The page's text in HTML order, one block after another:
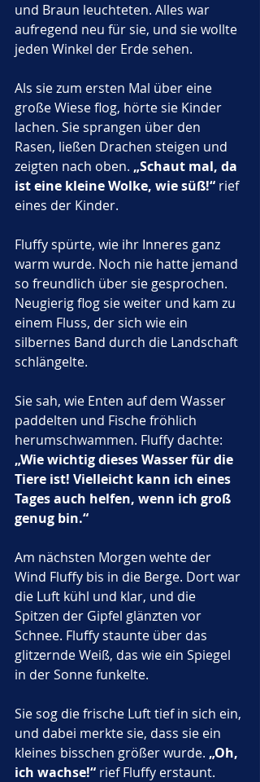
und Braun leuchteten. Alles war
aufregend neu für sie, und sie wollte
jeden Winkel der Erde sehen.
Als sie zum ersten Mal über eine
große Wiese flog, hörte sie Kinder
lachen. Sie sprangen über den
Rasen, ließen Drachen steigen und
zeigten nach oben. „Schaut mal, da
ist eine kleine Wolke, wie süß!“ rief
eines der Kinder.
Fluffy spürte, wie ihr Inneres ganz
warm wurde. Noch nie hatte jemand
so freundlich über sie gesprochen.
Neugierig flog sie weiter und kam zu
einem Fluss, der sich wie ein
silbernes Band durch die Landschaft
schlängelte.
Sie sah, wie Enten auf dem Wasser
paddelten und Fische fröhlich
herumschwammen. Fluffy dachte:
„Wie wichtig dieses Wasser für die
Tiere ist! Vielleicht kann ich eines
Tages auch helfen, wenn ich groß
genug bin.“
Am nächsten Morgen wehte der
Wind Fluffy bis in die Berge. Dort war
die Luft kühl und klar, und die
Spitzen der Gipfel glänzten vor
Schnee. Fluffy staunte über das
glitzernde Weiß, das wie ein Spiegel
in der Sonne funkelte.
Sie sog die frische Luft tief in sich ein,
und dabei merkte sie, dass sie ein
kleines bisschen größer wurde. „Oh,
ich wachse!“ rief Fluffy erstaunt.